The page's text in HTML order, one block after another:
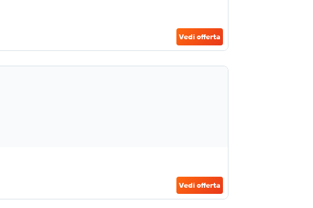
Vedi offerta
Vedi offerta